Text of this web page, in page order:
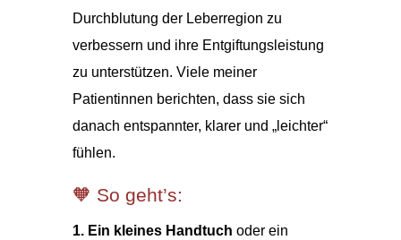
Durchblutung der Leberregion zu
verbessern und ihre Entgiftungsleistung
zu unterstützen. Viele meiner
Patientinnen berichten, dass sie sich
danach entspannter, klarer und „leichter“
fühlen.
🧡 So geht’s:
1. Ein kleines Handtuch oder ein